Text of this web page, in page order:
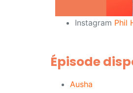
Instagram Phil
Épisode
Ausha